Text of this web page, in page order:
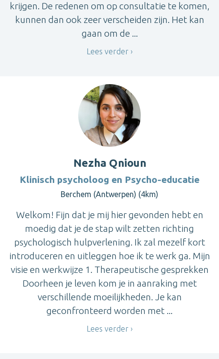
krijgen. De redenen om op consultatie te komen,
kunnen dan ook zeer verscheiden zijn. Het kan
gaan om de ...
Lees verder
Nezha Qnioun
Klinisch psycholoog en Psycho-educatie
Berchem (Antwerpen) (4km)
Welkom! Fijn dat je mij hier gevonden hebt en
moedig dat je de stap wilt zetten richting
psychologisch hulpverlening. Ik zal mezelf kort
introduceren en uitleggen hoe ik te werk ga. Mijn
visie en werkwijze 1. Therapeutische gesprekken
Doorheen je leven kom je in aanraking met
verschillende moeilijkheden. Je kan
geconfronteerd worden met ...
Lees verder